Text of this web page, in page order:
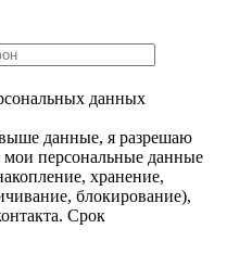
данных
данные, я разрешаю
персональные данные
хранение,
блокирование),
Срок